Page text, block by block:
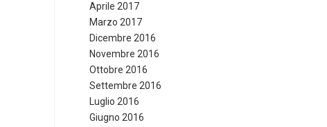
Aprile 2017
Marzo 2017
Dicembre 2016
Novembre 2016
Ottobre 2016
Settembre 2016
Luglio 2016
Giugno 2016